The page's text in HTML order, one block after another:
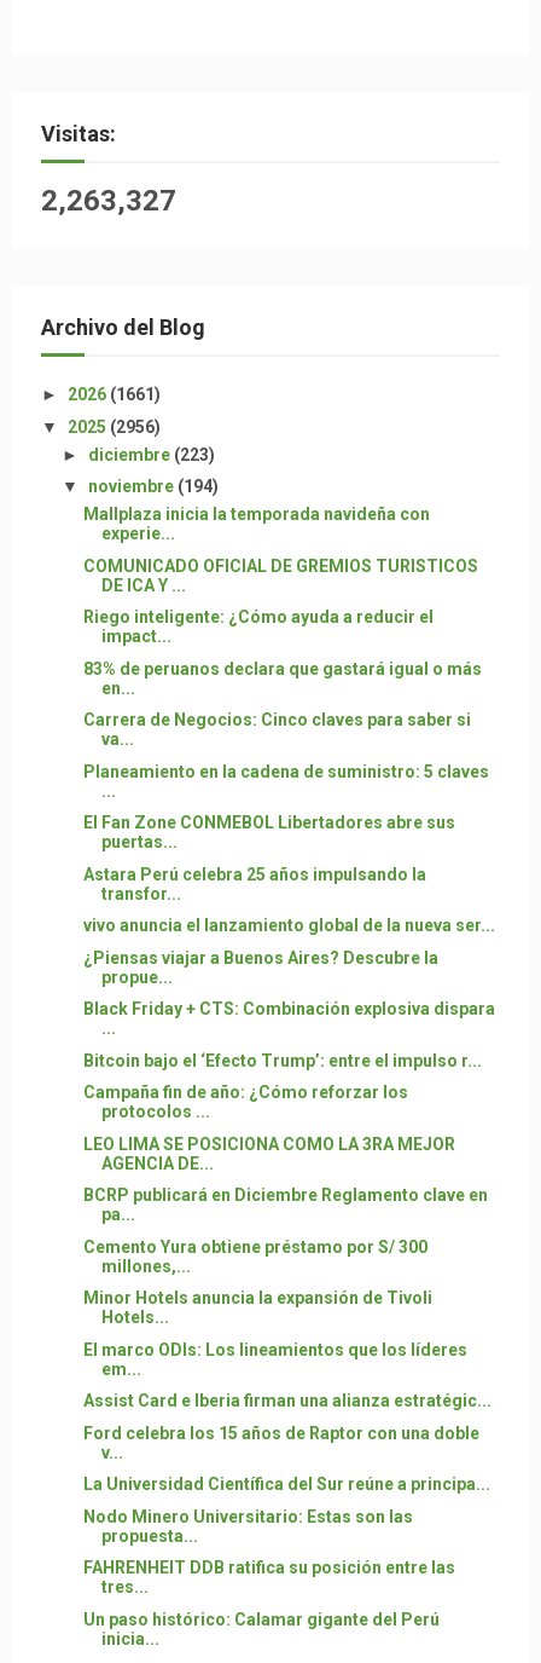
Visitas:
2,263,327
Archivo del Blog
► 2026 (1661)
▼ 2025 (2956)
► diciembre (223)
▼ noviembre (194)
Mallplaza inicia la temporada navideña con
experie...
COMUNICADO OFICIAL DE GREMIOS TURISTICOS
DE ICA Y ...
Riego inteligente: ¿Cómo ayuda a reducir el
impact...
83% de peruanos declara que gastará igual o más
en...
Carrera de Negocios: Cinco claves para saber si
va...
Planeamiento en la cadena de suministro: 5 claves
...
El Fan Zone CONMEBOL Libertadores abre sus
puertas...
Astara Perú celebra 25 años impulsando la
transfor...
vivo anuncia el lanzamiento global de la nueva ser...
¿Piensas viajar a Buenos Aires? Descubre la
propue...
Black Friday + CTS: Combinación explosiva dispara
...
Bitcoin bajo el ‘Efecto Trump’: entre el impulso r...
Campaña fin de año: ¿Cómo reforzar los
protocolos ...
LEO LIMA SE POSICIONA COMO LA 3RA MEJOR
AGENCIA DE...
BCRP publicará en Diciembre Reglamento clave en
pa...
Cemento Yura obtiene préstamo por S/ 300
millones,...
Minor Hotels anuncia la expansión de Tivoli
Hotels...
El marco ODIs: Los lineamientos que los líderes
em...
Assist Card e Iberia firman una alianza estratégic...
Ford celebra los 15 años de Raptor con una doble
v...
La Universidad Científica del Sur reúne a principa...
Nodo Minero Universitario: Estas son las
propuesta...
FAHRENHEIT DDB ratifica su posición entre las
tres...
Un paso histórico: Calamar gigante del Perú
inicia...